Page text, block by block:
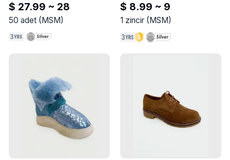
$ 27.99 ~ 28
50 adet(MSM)
$ 8.99 ~ 9
1 zincir (MSM)